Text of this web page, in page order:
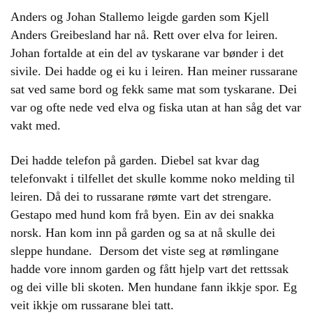
Anders og Johan Stallemo leigde garden som Kjell
Anders Greibesland har nå. Rett over elva for leiren.
Johan fortalde at ein del av tyskarane var bønder i det
sivile. Dei hadde og ei ku i leiren. Han meiner russarane
sat ved same bord og fekk same mat som tyskarane. Dei
var og ofte nede ved elva og fiska utan at han såg det var
vakt med.
Dei hadde telefon på garden. Diebel sat kvar dag
telefonvakt i tilfellet det skulle komme noko melding til
leiren. Då dei to russarane rømte vart det strengare.
Gestapo med hund kom frå byen. Ein av dei snakka
norsk. Han kom inn på garden og sa at nå skulle dei
sleppe hundane. Dersom det viste seg at rømlingane
hadde vore innom garden og fått hjelp vart det rettssak
og dei ville bli skoten. Men hundane fann ikkje spor. Eg
veit ikkje om russarane blei tatt.